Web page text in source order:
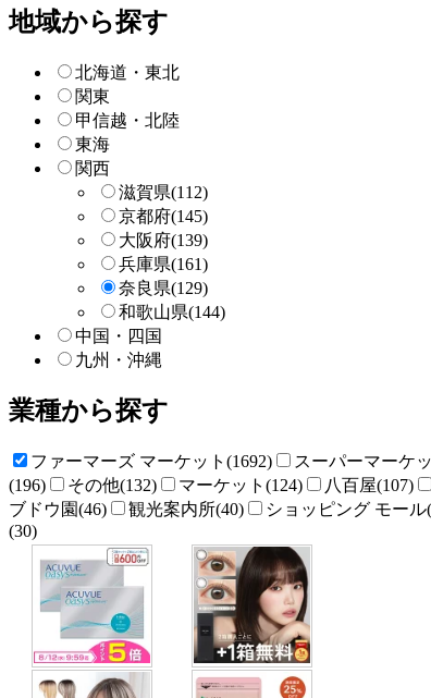
ー
検
地域から探す
北海道・東北
関東
甲信越・北陸
東海
関西
滋賀県(112)
京都府(145)
大阪府(139)
兵庫県(161)
奈良県(129)
和歌山県(144)
中国・四国
九州・沖縄
業種から探す
ファーマーズ マーケット(1692) スーパーマーケ
(196)
その他(132) マーケット(124) 八百屋(107)
ブドウ園(46)
観光案内所(40) ショッピング モール
(30)